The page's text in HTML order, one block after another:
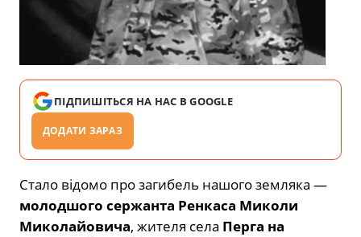
ПІДПИШІТЬСЯ НА НАС В GOOGLE
ДОДАТИ ЗАРАЗ
Стало відомо про загибель нашого земляка —
молодшого сержанта Ренкаса Миколи
Миколайовича, жителя села Перга на